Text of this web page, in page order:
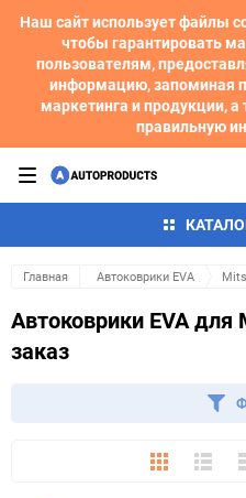
Наш сайт использует файлы
чтобы гарантировать
пользователям,
информацию, запоминая
маркетинга и продукции,
правильную
Главная Автоковрики EVA
Автоковрики EVA
заказ
Плитка